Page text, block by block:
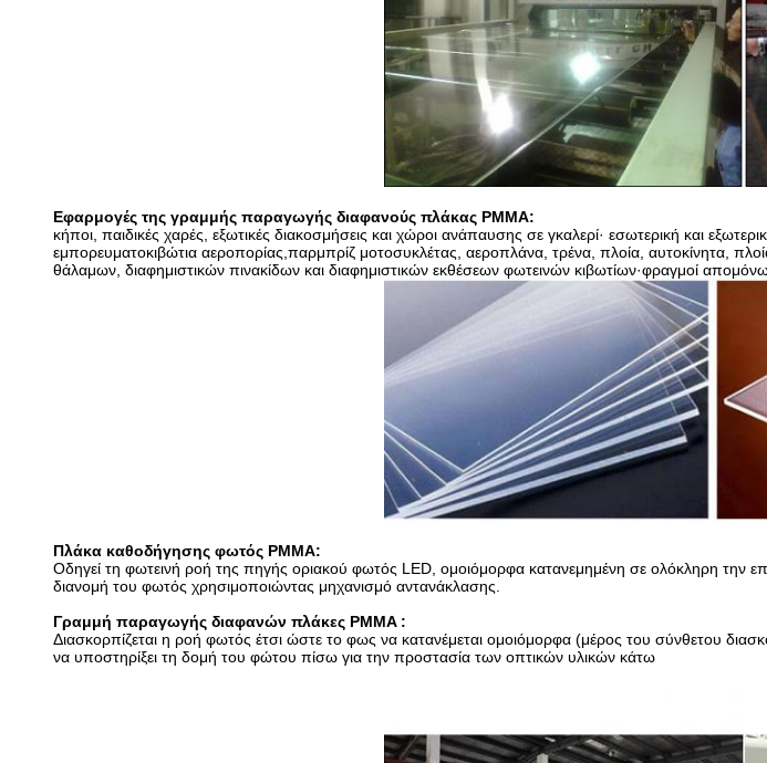
Εφαρμογές της γραμμής παραγωγής διαφανούς πλάκας PMMA:
κήποι, παιδικές χαρές, εξωτικές διακοσμήσεις και χώροι ανάπαυσης σε γκαλερί· εσωτερική και
εμπορευματοκιβώτια αεροπορίας,παρμπρίζ μοτοσυκλέτας, αεροπλάνα, τρένα, πλοία, αυτοκίνητα,
θάλαμων, διαφημιστικών πινακίδων και διαφημιστικών εκθέσεων φωτεινών κιβωτίων·φραγμοί
Πλάκα καθοδήγησης φωτός PMMA:
Οδηγεί τη φωτεινή ροή της πηγής οριακού φωτός LED, ομοιόμορφα κατανεμημένη σε ολόκληρη την
διανομή του φωτός χρησιμοποιώντας μηχανισμό αντανάκλασης.
Γραμμή παραγωγής διαφανών πλάκες PMMA :
Διασκορπίζεται η ροή φωτός έτσι ώστε το φως να κατανέμεται ομοιόμορφα (μέρος του σύνθετου
να υποστηρίξει τη δομή του φώτου πίσω για την προστασία των οπτικών υλικών κάτω